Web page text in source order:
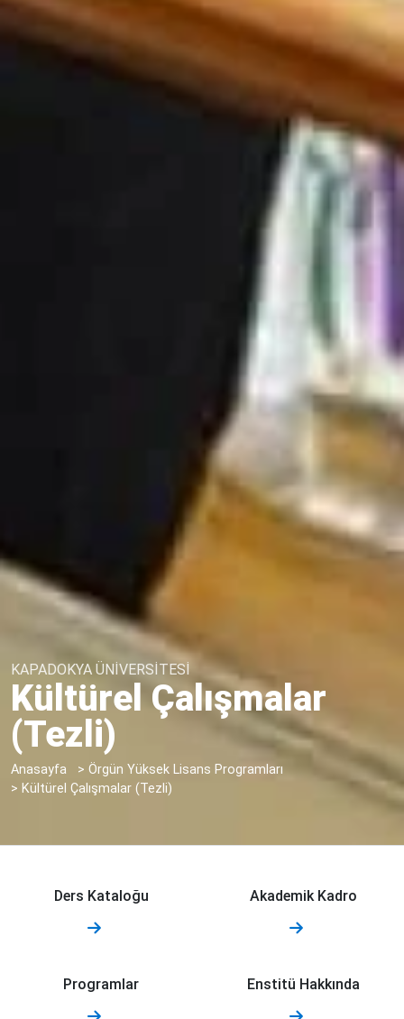
KAPADOKYA ÜNİVERSİTESİ
Kültürel Çalışmalar
(Tezli)
Anasayfa > Örgün Yüksek Lisans Programları
> Kültürel Çalışmalar (Tezli)
Ders Kataloğu Akademik Kadro
Programlar Enstitü Hakkında